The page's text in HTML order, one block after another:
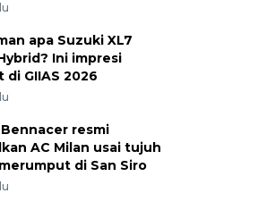
apa Suzuki XL7
Ini impresi
di GIIAS 2026
resmi
AC Milan usai tujuh
di San Siro